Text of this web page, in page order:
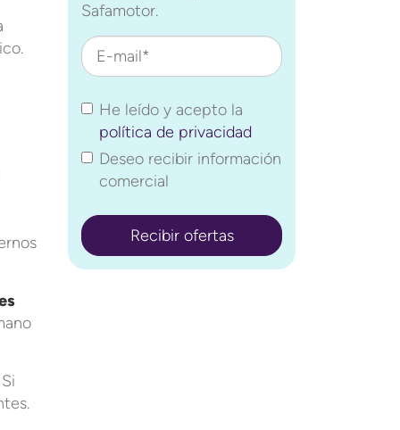
Safamotor.
E-mail*
He leído y acepto la
política de privacidad
Deseo recibir información
comercial